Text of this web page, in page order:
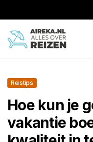
Reistips
Hoe kun je
vakantie